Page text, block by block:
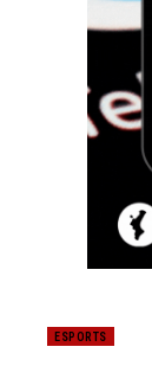
ESPORTS